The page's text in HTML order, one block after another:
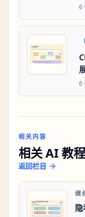
6
6
相关内容
相关 AI 教程
返回栏目
继